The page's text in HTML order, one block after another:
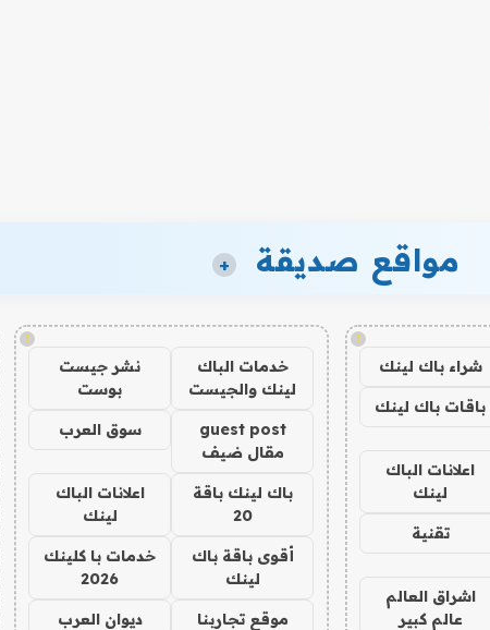
مواقع صديقة +
!
شراء باك لينك
باقات باك لينك
اعلانات الباك
لينك
تقنية
اشراق العالم
عالم كبير
!
خدمات الباك
لينك والجيست
نشر جيست
بوست
guest post
مقال ضيف
سوق العرب
باك لينك باقة
20
اعلانات الباك
لينك
أقوى باقة باك
لينك
خدمات با كلينك
2026
موقع تجاربنا
ديوان العرب